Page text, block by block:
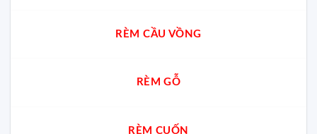
RÈM CẦU VỒNG
RÈM GỖ
RÈM CUỐN